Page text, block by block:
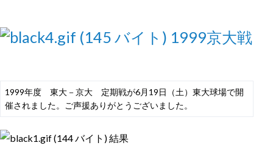
1999京大戦
1999年度 東大－京大 定期戦が6月19日（土）東大球場で開
催されました。ご声援ありがとうございました。
結果